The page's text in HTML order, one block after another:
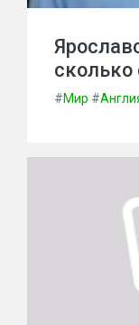
сколько
#Мир #